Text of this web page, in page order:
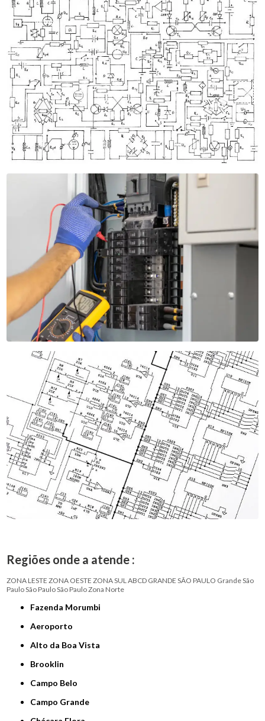
Regiões onde a atende :
ZONA LESTE ZONA OESTE ZONA SUL ABCD GRANDE SÃO PAULO Grande São
PauloSão PauloSão PauloZona Norte
Fazenda Morumbi
Aeroporto
Alto da Boa Vista
Brooklin
Campo Belo
Campo Grande